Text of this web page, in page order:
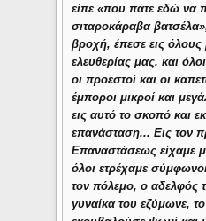
είπε «που πάτε εδώ να
σιταροκάραβα
βροχή, έπεσε εις όλους
ελευθερίας μας, και
οι προεστοί και οι
έμποροι μικροί και
εις αυτό το σκοπό και
επανάσταση... Εις τον
Επαναστάσεως είχαμε
όλοι ετρέχαμε
τον πόλεμο, ο αδελφός
γυναίκα του εζύμωνε,